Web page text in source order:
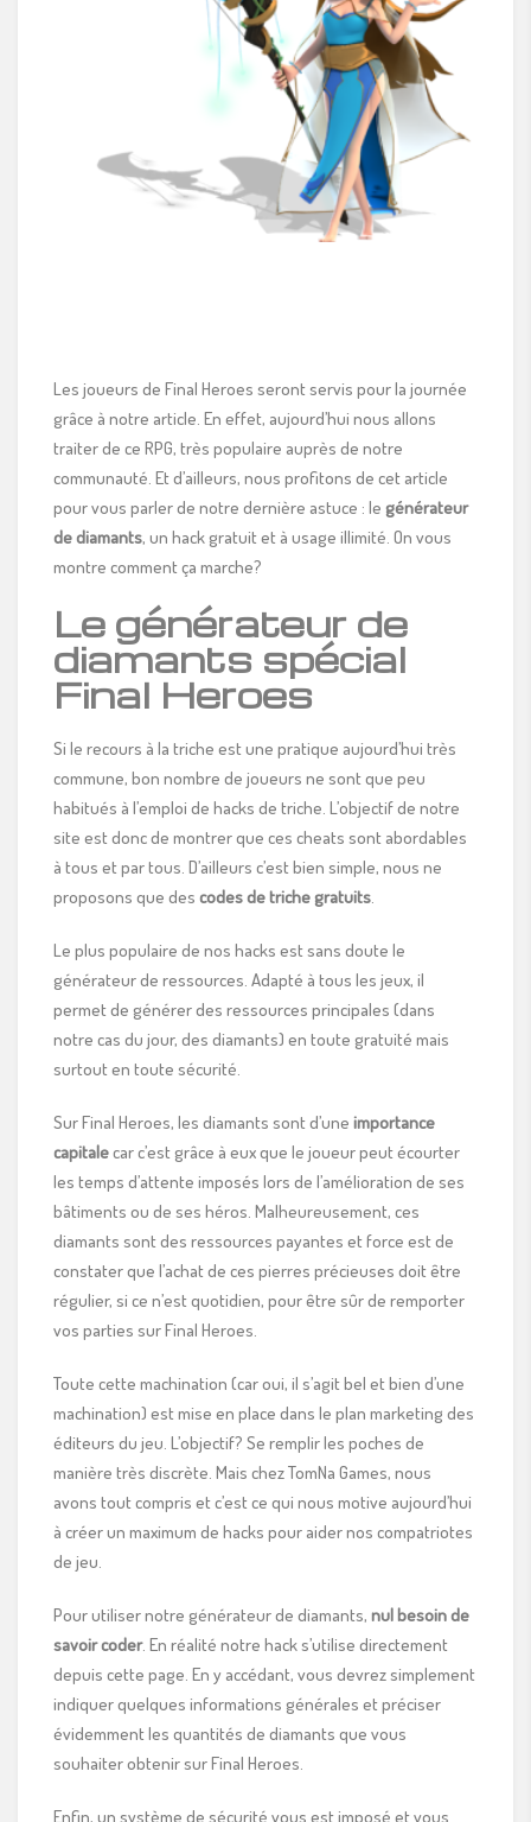
Les joueurs de Final Heroes seront servis pour la journée
grâce à notre article. En effet, aujourd’hui nous allons
traiter de ce RPG, très populaire auprès de notre
communauté. Et d’ailleurs, nous profitons de cet article
pour vous parler de notre dernière astuce : le générateur
de diamants, un hack gratuit et à usage illimité. On vous
montre comment ça marche?
Le générateur de
diamants spécial
Final Heroes
Si le recours à la triche est une pratique aujourd’hui très
commune, bon nombre de joueurs ne sont que peu
habitués à l’emploi de hacks de triche. L’objectif de notre
site est donc de montrer que ces cheats sont abordables
à tous et par tous. D’ailleurs c’est bien simple, nous ne
proposons que des codes de triche gratuits.
Le plus populaire de nos hacks est sans doute le
générateur de ressources. Adapté à tous les jeux, il
permet de générer des ressources principales (dans
notre cas du jour, des diamants) en toute gratuité mais
surtout en toute sécurité.
Sur Final Heroes, les diamants sont d’une importance
capitalecar c’est grâce à eux que le joueur peut écourter
les temps d’attente imposés lors de l’amélioration de ses
bâtiments ou de ses héros. Malheureusement, ces
diamants sont des ressources payantes et force est de
constater que l’achat de ces pierres précieuses doit être
régulier, si ce n’est quotidien, pour être sûr de remporter
vos parties sur Final Heroes.
Toute cette machination (car oui, il s’agit bel et bien d’une
machination) est mise en place dans le plan marketing des
éditeurs du jeu. L’objectif? Se remplir les poches de
manière très discrète. Mais chez TomNa Games, nous
avons tout compris et c’est ce qui nous motive aujourd’hui
à créer un maximum de hacks pour aider nos compatriotes
de jeu.
Pour utiliser notre générateur de diamants, nul besoin de
savoir coder. En réalité notre hack s’utilise directement
depuis cette page. En y accédant, vous devrez simplement
indiquer quelques informations générales et préciser
évidemment les quantités de diamants que vous
souhaiter obtenir sur Final Heroes.
Enfin, un système de sécurité vous est imposé et vous